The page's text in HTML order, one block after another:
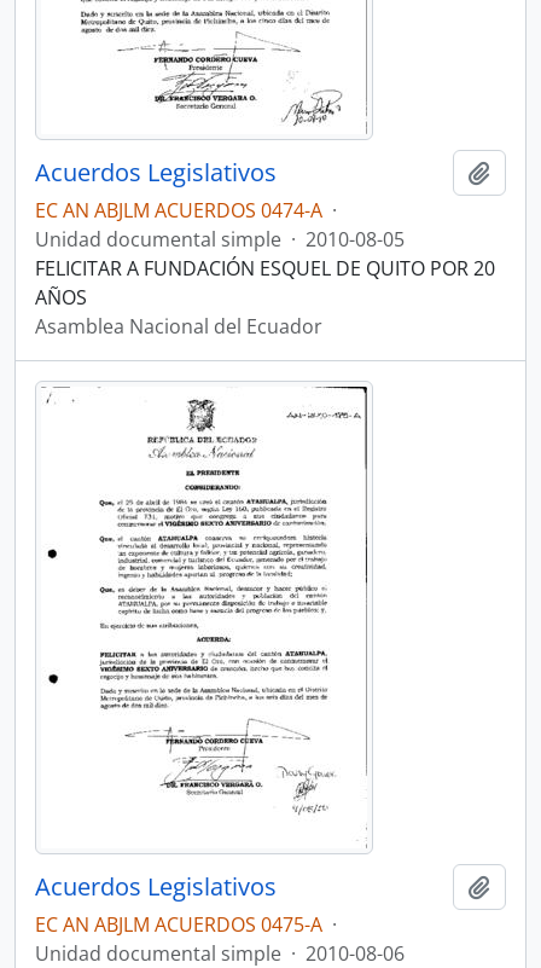
Acuerdos Legislativos
EC AN ABJLM ACUERDOS 0474-A ·
Unidad documental simple · 2010-08-05
FELICITAR A FUNDACIÓN ESQUEL DE QUITO POR 20
AÑOS
Asamblea Nacional del Ecuador
Acuerdos Legislativos
EC AN ABJLM ACUERDOS 0475-A ·
Unidad documental simple · 2010-08-06